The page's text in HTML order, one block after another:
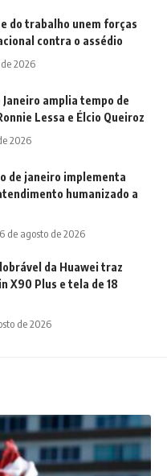
do trabalho unem forças
contra o assédio
2026
Janeiro amplia tempo de
Lessa e Élcio Queiroz
2026
de janeiro implementa
humanizado a
6 de agosto de 2026
da Huawei traz
X90 Plus e tela de 18
de 2026